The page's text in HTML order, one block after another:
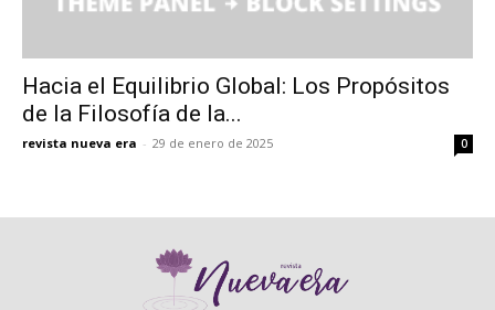
Hacia el Equilibrio Global: Los Propósitos
de la Filosofía de la...
revista nueva era - 29 de enero de 2025 0